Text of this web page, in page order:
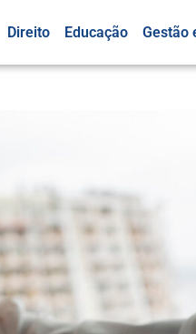
Direito Educação Gestão